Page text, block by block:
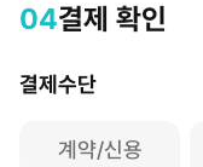
04결제 확인
결제수단
계약/신용